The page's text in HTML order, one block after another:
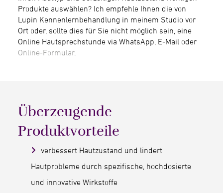
Produkte auswählen? Ich empfehle Ihnen die von
Lupin Kennenlernbehandlung in meinem Studio vor
Ort oder, sollte dies für Sie nicht möglich sein, eine
Online Hautsprechstunde via WhatsApp, E-Mail oder
Online-Formular.
Überzeugende
Produktvorteile
verbessert Hautzustand und lindert
Hautprobleme durch spezifische, hochdosierte
und innovative Wirkstoffe